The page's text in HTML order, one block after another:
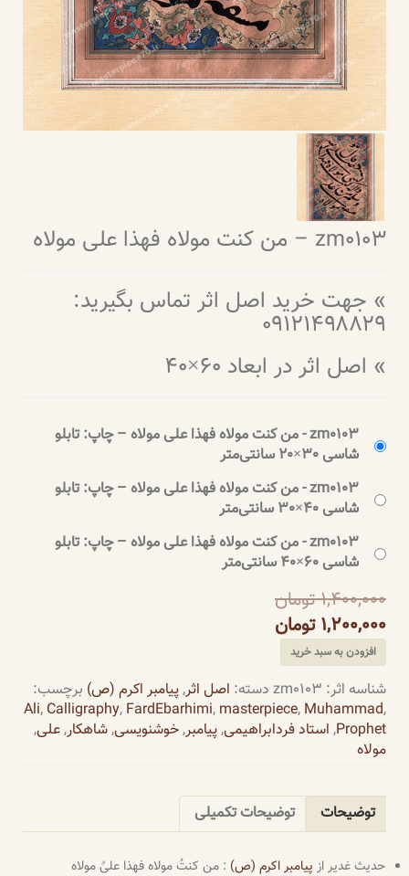
zm0103 – من کنت مولاه فهذا علی مولاه
» جهت خرید اصل اثر تماس بگیرید:
۰۹۱۲۱۴۹۸۸۲۹
» اصل اثر در ابعاد ۶۰×۴۰
zm0103 - من کنت مولاه فهذا علی مولاه – چاپ: تابلو
شاسی 30×20 سانتی‌متر
zm0103 - من کنت مولاه فهذا علی مولاه – چاپ: تابلو
شاسی 40×30 سانتی‌متر
zm0103 - من کنت مولاه فهذا علی مولاه – چاپ: تابلو
شاسی 60×40 سانتی‌متر
1,400,000تومان
1,200,000تومان
افزودن به سبد خرید
شناسه اثر: zm0103 دسته: اصل اثر,پیامبر اکرم (ص) برچسب:
Ali, Calligraphy, FardEbarhimi, masterpiece, Muhammad,
Prophet
, استاد فردابراهیمی,پیامبر,خوشنویسی,شاهکار,علی,
مولاه
توضیحات توضیحات تکمیلی
حدیث غدیر از پیامبر اکرم (ص) : من کنتُ مولاه فهذا علیٌ مولاه